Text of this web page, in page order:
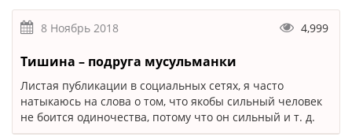
8 Ноябрь 2018 4,999
Тишина – подруга мусульманки
Листая публикации в социальных сетях, я часто
натыкаюсь на слова о том, что якобы сильный человек
не боится одиночества, потому что он сильный и т. д.